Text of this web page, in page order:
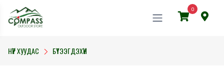
0
НҮҮР ХУУДАС БҮТЭЭГДЭХҮҮН